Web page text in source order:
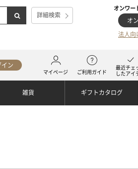
詳細検索
オンワー
オ
法人向
ン
マイページ ご利用ガイド
最近チェ
したアイ
雑貨 ギフトカタログ